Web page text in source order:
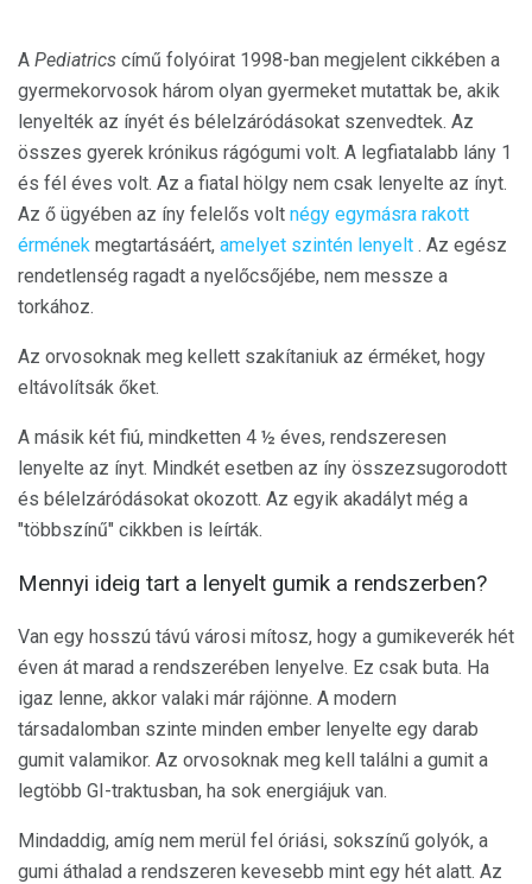
A Pediatrics című folyóirat 1998-ban megjelent cikkében a
gyermekorvosok három olyan gyermeket mutattak be, akik
lenyelték az ínyét és bélelzáródásokat szenvedtek. Az
összes gyerek krónikus rágógumi volt. A legfiatalabb lány 1
és fél éves volt. Az a fiatal hölgy nem csak lenyelte az ínyt.
Az ő ügyében az íny felelős volt négy egymásra rakott
érmének megtartásáért, amelyet szintén lenyelt . Az egész
rendetlenség ragadt a nyelőcsőjébe, nem messze a
torkához.
Az orvosoknak meg kellett szakítaniuk az érméket, hogy
eltávolítsák őket.
A másik két fiú, mindketten 4 ½ éves, rendszeresen
lenyelte az ínyt. Mindkét esetben az íny összezsugorodott
és bélelzáródásokat okozott. Az egyik akadályt még a
"többszínű" cikkben is leírták.
Mennyi ideig tart a lenyelt gumik a rendszerben?
Van egy hosszú távú városi mítosz, hogy a gumikeverék hét
éven át marad a rendszerében lenyelve. Ez csak buta. Ha
igaz lenne, akkor valaki már rájönne. A modern
társadalomban szinte minden ember lenyelte egy darab
gumit valamikor. Az orvosoknak meg kell találni a gumit a
legtöbb GI-traktusban, ha sok energiájuk van.
Mindaddig, amíg nem merül fel óriási, sokszínű golyók, a
gumi áthalad a rendszeren kevesebb mint egy hét alatt. Az